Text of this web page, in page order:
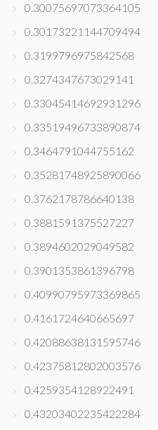
0.30075697073364105
0.30173221144709494
0.3199796975842568
0.3274347673029141
0.33045414692931296
0.33519496733890874
0.3464791044755162
0.35281748925890066
0.3762178786640138
0.3881591375527227
0.3894602029049582
0.3901353861396798
0.40990795973369865
0.4161724640665697
0.42088638131595746
0.42375812802003576
0.4259354128922491
0.43203402235422284